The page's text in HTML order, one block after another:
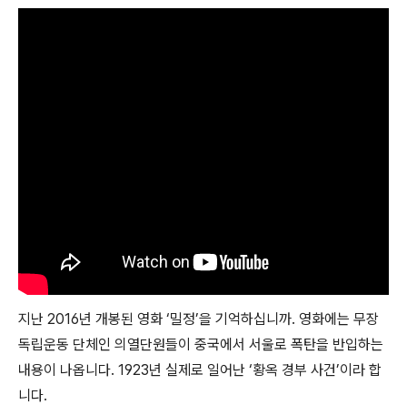
지난 2016년 개봉된 영화 ‘밀정’을 기억하십니까. 영화에는 무장
독립운동 단체인 의열단원들이 중국에서 서울로 폭탄을 반입하는
내용이 나옵니다. 1923년 실제로 일어난 ‘황옥 경부 사건’이라 합
니다.